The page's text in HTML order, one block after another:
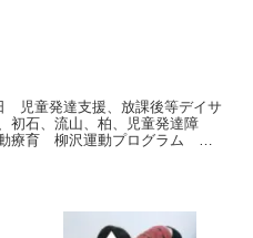
児童発達支援、放課後等デイサ
初石、流山、柏、児童発達障
療育 柳沢運動プログラム こ